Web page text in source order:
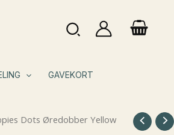
Søk
GAVEKORT
Dots Øredobber Yellow